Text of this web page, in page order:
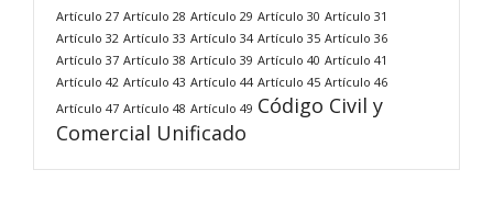
Artículo 27 Artículo 28 Artículo 29 Artículo 30 Artículo 31
Artículo 32 Artículo 33 Artículo 34 Artículo 35 Artículo 36
Artículo 37 Artículo 38 Artículo 39 Artículo 40 Artículo 41
Artículo 42 Artículo 43 Artículo 44 Artículo 45 Artículo 46
Artículo 47 Artículo 48 Artículo 49 Código Civil y
Comercial Unificado